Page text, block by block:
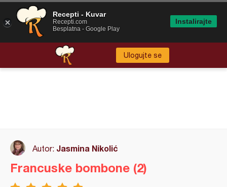
Ulogujte se
Autor: Jasmina Nikolić
Francuske bombone (2)
Recepti - Kuvar
Recepti.com
Besplatna - Google Play
Instalirajte